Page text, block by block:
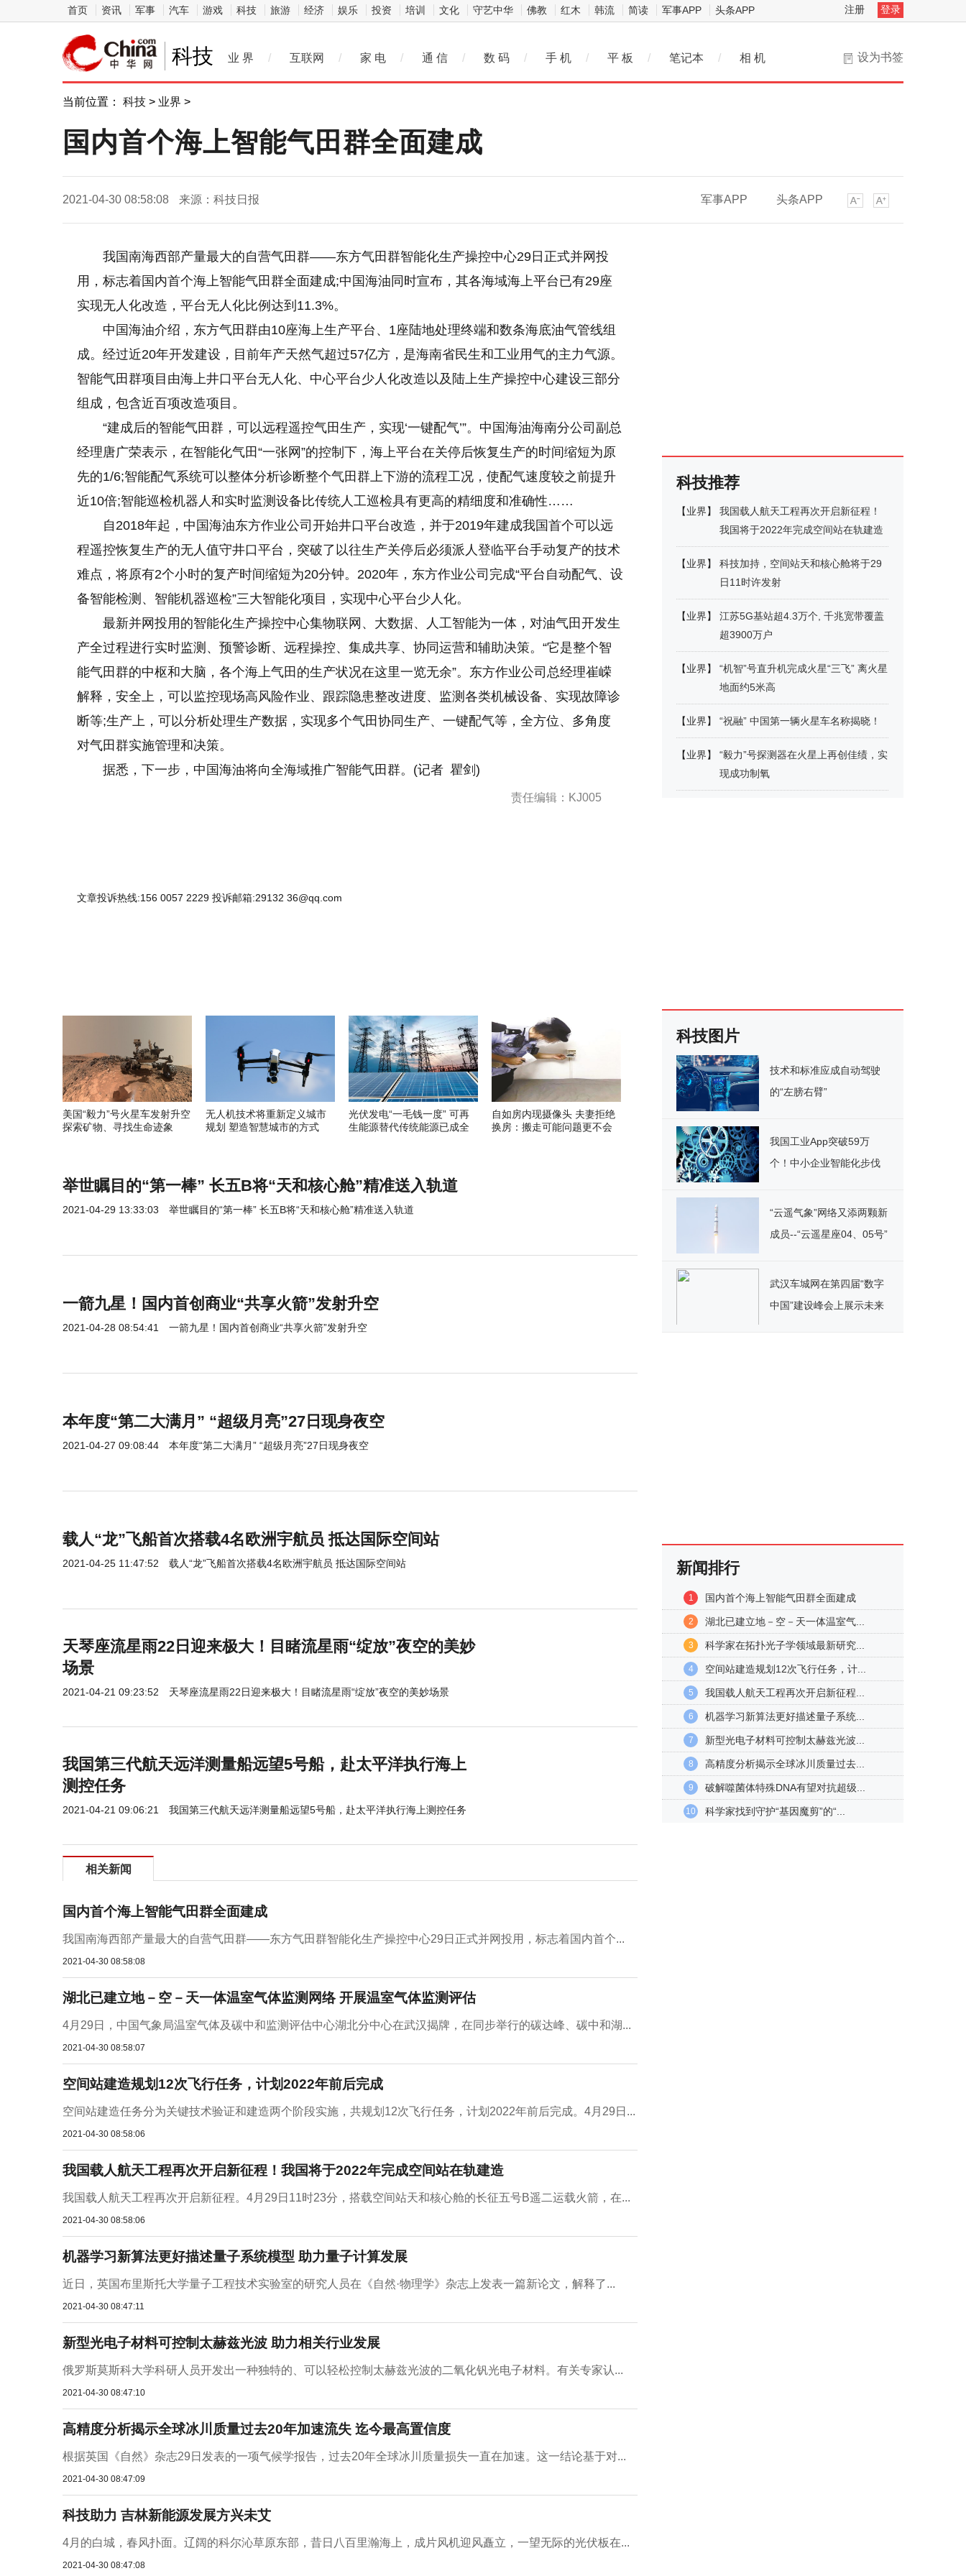
首页 资讯 军事 汽车 游戏 科技 旅游 经济 娱乐 投资 培训 文化 守艺中华 佛教 红木 韩流 简读 军事APP 头条APP 注册 登录
科技 设为书签
业 界 / 互联网 / 家 电 / 通 信 / 数 码 / 手 机 / 平 板 / 笔记本 / 相 机
当前位置： 科技 > 业界 >
国内首个海上智能气田群全面建成
2021-04-30 08:58:08 来源：科技日报 军事APP 头条APP
我国南海西部产量最大的自营气田群——东方气田群智能化生产操控中心29日正式并网投
用，标志着国内首个海上智能气田群全面建成;中国海油同时宣布，其各海域海上平台已有29座
实现无人化改造，平台无人化比例达到11.3%。
中国海油介绍，东方气田群由10座海上生产平台、1座陆地处理终端和数条海底油气管线组
成。经过近20年开发建设，目前年产天然气超过57亿方，是海南省民生和工业用气的主力气源。
智能气田群项目由海上井口平台无人化、中心平台少人化改造以及陆上生产操控中心建设三部分
组成，包含近百项改造项目。
“建成后的智能气田群，可以远程遥控气田生产，实现‘一键配气’”。中国海油海南分公司副总
经理唐广荣表示，在智能化气田“一张网”的控制下，海上平台在关停后恢复生产的时间缩短为原
先的1/6;智能配气系统可以整体分析诊断整个气田群上下游的流程工况，使配气速度较之前提升
近10倍;智能巡检机器人和实时监测设备比传统人工巡检具有更高的精细度和准确性……
自2018年起，中国海油东方作业公司开始井口平台改造，并于2019年建成我国首个可以远
程遥控恢复生产的无人值守井口平台，突破了以往生产关停后必须派人登临平台手动复产的技术
难点，将原有2个小时的复产时间缩短为20分钟。2020年，东方作业公司完成“平台自动配气、设
备智能检测、智能机器巡检”三大智能化项目，实现中心平台少人化。
最新并网投用的智能化生产操控中心集物联网、大数据、人工智能为一体，对油气田开发生
产全过程进行实时监测、预警诊断、远程操控、集成共享、协同运营和辅助决策。“它是整个智
能气田群的中枢和大脑，各个海上气田的生产状况在这里一览无余”。东方作业公司总经理崔嵘
解释，安全上，可以监控现场高风险作业、跟踪隐患整改进度、监测各类机械设备、实现故障诊
断等;生产上，可以分析处理生产数据，实现多个气田协同生产、一键配气等，全方位、多角度
对气田群实施管理和决策。
据悉，下一步，中国海油将向全海域推广智能气田群。(记者 瞿剑)
责任编辑：KJ005
文章投诉热线:156 0057 2229 投诉邮箱:29132 36@qq.com
美国“毅力”号火星车发射升空
探索矿物、寻找生命迹象
无人机技术将重新定义城市
规划 塑造智慧城市的方式
光伏发电“一毛钱一度” 可再
生能源替代传统能源已成全
自如房内现摄像头 夫妻拒绝
换房：搬走可能问题更不会
举世瞩目的“第一棒” 长五B将“天和核心舱”精准送入轨道
2021-04-29 13:33:03 举世瞩目的“第一棒” 长五B将“天和核心舱”精准送入轨道
一箭九星！国内首创商业“共享火箭”发射升空
2021-04-28 08:54:41 一箭九星！国内首创商业“共享火箭”发射升空
本年度“第二大满月” “超级月亮”27日现身夜空
2021-04-27 09:08:44 本年度“第二大满月” “超级月亮”27日现身夜空
载人“龙”飞船首次搭载4名欧洲宇航员 抵达国际空间站
2021-04-25 11:47:52 载人“龙”飞船首次搭载4名欧洲宇航员 抵达国际空间站
天琴座流星雨22日迎来极大！目睹流星雨“绽放”夜空的美妙
场景
2021-04-21 09:23:52 天琴座流星雨22日迎来极大！目睹流星雨“绽放”夜空的美妙场景
我国第三代航天远洋测量船远望5号船，赴太平洋执行海上
测控任务
2021-04-21 09:06:21 我国第三代航天远洋测量船远望5号船，赴太平洋执行海上测控任务
相关新闻
国内首个海上智能气田群全面建成
我国南海西部产量最大的自营气田群——东方气田群智能化生产操控中心29日正式并网投用，标志着国内首个...
2021-04-30 08:58:08
湖北已建立地－空－天一体温室气体监测网络 开展温室气体监测评估
4月29日，中国气象局温室气体及碳中和监测评估中心湖北分中心在武汉揭牌，在同步举行的碳达峰、碳中和湖...
2021-04-30 08:58:07
空间站建造规划12次飞行任务，计划2022年前后完成
空间站建造任务分为关键技术验证和建造两个阶段实施，共规划12次飞行任务，计划2022年前后完成。4月29日...
2021-04-30 08:58:06
我国载人航天工程再次开启新征程！我国将于2022年完成空间站在轨建造
我国载人航天工程再次开启新征程。4月29日11时23分，搭载空间站天和核心舱的长征五号B遥二运载火箭，在...
2021-04-30 08:58:06
机器学习新算法更好描述量子系统模型 助力量子计算发展
近日，英国布里斯托大学量子工程技术实验室的研究人员在《自然·物理学》杂志上发表一篇新论文，解释了...
2021-04-30 08:47:11
新型光电子材料可控制太赫兹光波 助力相关行业发展
俄罗斯莫斯科大学科研人员开发出一种独特的、可以轻松控制太赫兹光波的二氧化钒光电子材料。有关专家认...
2021-04-30 08:47:10
高精度分析揭示全球冰川质量过去20年加速流失 迄今最高置信度
根据英国《自然》杂志29日发表的一项气候学报告，过去20年全球冰川质量损失一直在加速。这一结论基于对...
2021-04-30 08:47:09
科技助力 吉林新能源发展方兴未艾
4月的白城，春风扑面。辽阔的科尔沁草原东部，昔日八百里瀚海上，成片风机迎风矗立，一望无际的光伏板在...
2021-04-30 08:47:08
科技推荐
【业界】
我国载人航天工程再次开启新征程！
我国将于2022年完成空间站在轨建造
【业界】
科技加持，空间站天和核心舱将于29
日11时许发射
【业界】
江苏5G基站超4.3万个, 千兆宽带覆盖
超3900万户
【业界】
“机智”号直升机完成火星“三飞” 离火星
地面约5米高
【业界】 “祝融” 中国第一辆火星车名称揭晓！
【业界】
“毅力”号探测器在火星上再创佳绩，实
现成功制氧
科技图片
技术和标准应成自动驾驶
的“左膀右臂”
我国工业App突破59万
个！中小企业智能化步伐
“云遥气象”网络又添两颗新
成员--“云遥星座04、05号”
武汉车城网在第四届“数字
中国”建设峰会上展示未来
新闻排行
1 国内首个海上智能气田群全面建成
2 湖北已建立地－空－天一体温室气...
3 科学家在拓扑光子学领域最新研究...
4 空间站建造规划12次飞行任务，计...
5 我国载人航天工程再次开启新征程...
6 机器学习新算法更好描述量子系统...
7 新型光电子材料可控制太赫兹光波...
8 高精度分析揭示全球冰川质量过去...
9 破解噬菌体特殊DNA有望对抗超级...
10 科学家找到守护“基因魔剪”的“...